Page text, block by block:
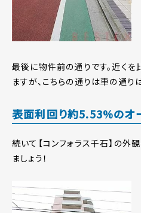
最後に物件前の通りです。近く
ますが、こちらの通りは車の通り
表面利回り約5.53%のオ
続いて【コンフォラス千石】の外
ましょう！